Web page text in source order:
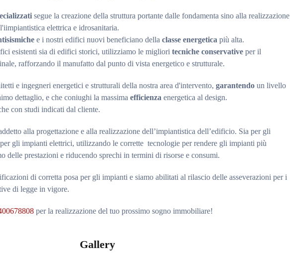
segue la creazione della struttura portante dalle fondamenta sino alla realizzazione
l'iimpiantistica elettrica e idrosanitaria.
e i nostri edifici nuovi beneficiano della classe energetica più alta.
esistenti sia di edifici storici, utilizziamo le migliori tecniche conservative per il
rafforzando il manufatto dal punto di vista energetico e strutturale.
e ingegneri energetici e strutturali della nostra area d'intervento, garantendo un livello
dettaglio, e che coniughi la massima efficienza energetica al design.
con studi indicati dal cliente.
alla progettazione e alla realizzazione dell’impiantistica dell’edificio. Sia per gli
gli impianti elettrici, utilizzando le corrette tecnologie per rendere gli impianti più
delle prestazioni e riducendo sprechi in termini di risorse e consumi.
di corretta posa per gli impianti e siamo abilitati al rilascio delle asseverazioni per i
di legge in vigore.
per la realizzazione del tuo prossimo sogno immobiliare!
Gallery